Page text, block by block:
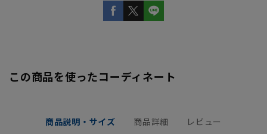
この商品を使ったコーディネート
商品説明・サイズ 商品詳細 レビュー